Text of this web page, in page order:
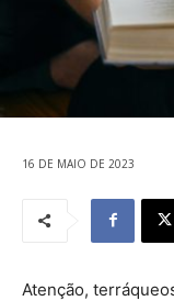
16 DE MAIO DE 2023
Atenção,